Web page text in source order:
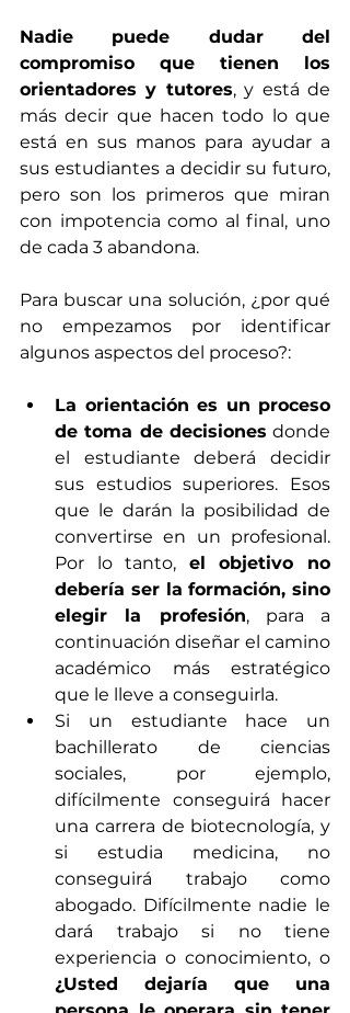
Nadie puede dudar del
compromiso que tienen los
orientadores y tutores, y está de
más decir que hacen todo lo que
está en sus manos para ayudar a
sus estudiantes a decidir su futuro,
pero son los primeros que miran
con impotencia como al final, uno
de cada 3 abandona.
Para buscar una solución, ¿por qué
no empezamos por identificar
algunos aspectos del proceso?:
La orientación es un proceso
de toma de decisiones donde
el estudiante deberá decidir
sus estudios superiores. Esos
que le darán la posibilidad de
convertirse en un profesional.
Por lo tanto, el objetivo no
debería ser la formación, sino
elegir la profesión, para a
continuación diseñar el camino
académico más estratégico
que le lleve a conseguirla.
Si un estudiante hace un
bachillerato de ciencias
sociales, por ejemplo,
difícilmente conseguirá hacer
una carrera de biotecnología, y
si estudia medicina, no
conseguirá trabajo como
abogado. Difícilmente nadie le
dará trabajo si no tiene
¿Usted dejaría que una